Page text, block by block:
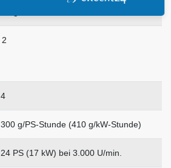
2
4
300 g/PS-Stunde (410 g/kW-Stunde)
24 PS (17 kW) bei 3.000 U/min.